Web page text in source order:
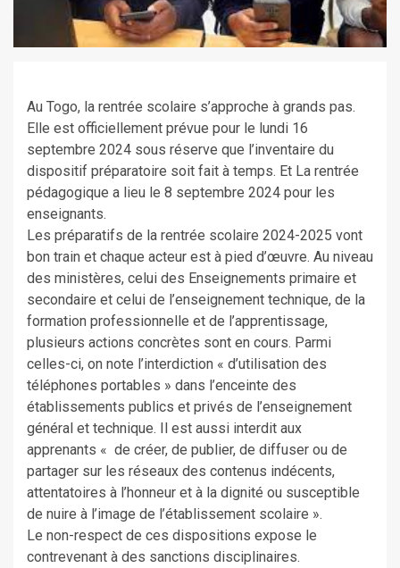
Au Togo, la rentrée scolaire s’approche à grands pas.
Elle est officiellement prévue pour le lundi 16
septembre 2024 sous réserve que l’inventaire du
dispositif préparatoire soit fait à temps. Et La rentrée
pédagogique a lieu le 8 septembre 2024 pour les
enseignants.
Les préparatifs de la rentrée scolaire 2024-2025 vont
bon train et chaque acteur est à pied d’œuvre. Au niveau
des ministères, celui des Enseignements primaire et
secondaire et celui de l’enseignement technique, de la
formation professionnelle et de l’apprentissage,
plusieurs actions concrètes sont en cours. Parmi
celles-ci, on note l’interdiction « d’utilisation des
téléphones portables » dans l’enceinte des
établissements publics et privés de l’enseignement
général et technique. Il est aussi interdit aux
apprenants « de créer, de publier, de diffuser ou de
partager sur les réseaux des contenus indécents,
attentatoires à l’honneur et à la dignité ou susceptible
de nuire à l’image de l’établissement scolaire ».
Le non-respect de ces dispositions expose le
contrevenant à des sanctions disciplinaires.